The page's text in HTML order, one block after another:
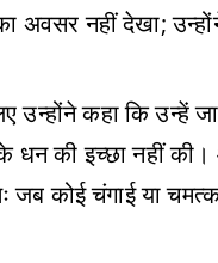
नहीं देखा;
कहा कि उन्हें
की इच्छा नहीं की।
जब कोई चंगाई या